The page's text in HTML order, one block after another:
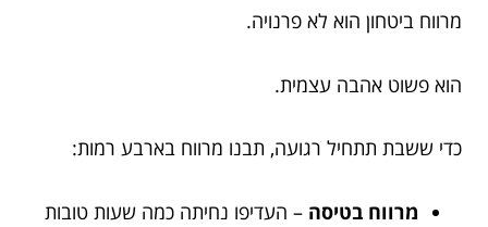
מרווח ביטחון הוא לא פרנויה.
הוא פשוט אהבה עצמית.
כדי ששבת תתחיל רגועה, תבנו מרווח בארבע רמות:
מרווח בטיסה – העדיפו נחיתה כמה שעות טובות